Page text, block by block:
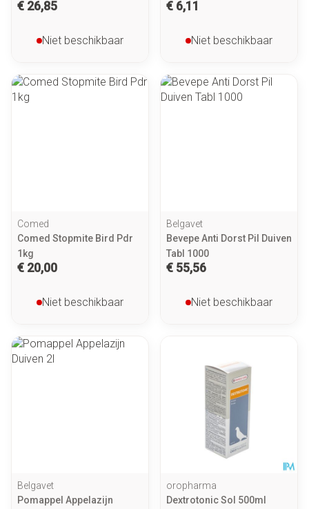
€ 26,85
Niet beschikbaar
€ 6,11
Niet beschikbaar
Comed
Comed Stopmite Bird Pdr
1kg
€ 20,00
Niet beschikbaar
Belgavet
Bevepe Anti Dorst Pil Duiven
Tabl 1000
€ 55,56
Niet beschikbaar
Belgavet
Pomappel Appelazijn
oropharma
Dextrotonic Sol 500ml